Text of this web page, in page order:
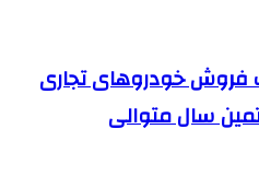
فروش خودروهای تجاری
سال متوالی